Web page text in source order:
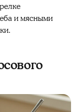
и мясными